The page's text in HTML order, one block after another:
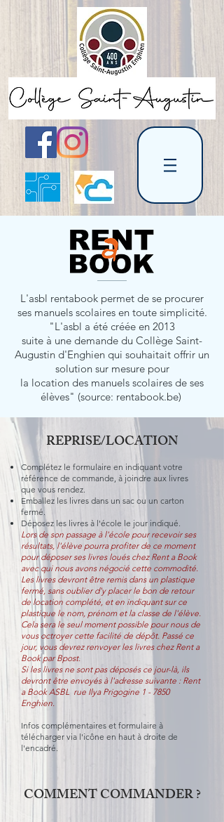
L'asbl rentabook permet de se procurer
ses manuels scolaires en toute simplicité.
"L'asbl a été créée en 2013
suite à une demande du Collège Saint-
Augustin d'Enghien qui souhaitait offrir un
solution sur mesure pour
la location des manuels scolaires de ses
élèves" (source: rentabook.be)
REPRISE/LOCATION
Complétez le formulaire en indiquant votre
référence de commande, à joindre aux livres
que vous rendez.
Emballez les livres dans un sac ou un carton
fermé.
Déposez les livres à l'école le jour indiqué.
Lors de son passage à l'école pour recevoir ses
résultats, l'élève pourra profiter de ce moment
pour déposer ses livres loués chez Rent a Book
avec qui nous avons négocié cette commodité.
Les livres devront être remis dans un plastique
fermé, sans oublier d'y placer le bon de retour
de location complété, et en indiquant sur ce
plastique le nom, prénom et la classe de l'élève.
Cela sera le seul moment possible pour nous de
vous octroyer cette facilité de dépôt. Passé ce
jour, vous devrez renvoyer les livres chez Rent a
Book par Bpost.
Si les livres ne sont pas déposés ce jour-là, ils
devront être envoyés à l'adresse suivante : Rent
a Book ASBL rue Ilya Prigogine 1 - 7850
Enghien.
Infos complémentaires et formulaire à
télécharger via l'icône en haut à droite de
l'encadré.
COMMENT COMMANDER ?